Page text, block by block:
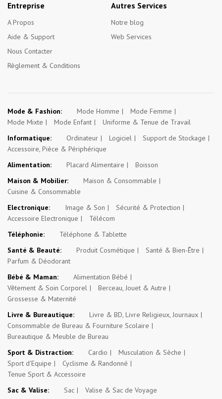
Entreprise
A Propos
Aide & Support
Nous Contacter
Règlement & Conditions
Autres Services
Notre blog
Web Services
Mode & Fashion: Mode Homme
Mode Femme
Mode Mixte
Mode Enfant
Uniforme & Tenue de Travail
Informatique:
Ordinateur Logiciel
Support de Stockage
Accessoire, Pièce & Périphérique
Alimentation:
Placard Alimentaire
Boisson
Maison & Mobilier:
Maison & Consommable
Cuisine & Consommable
Electronique:
Image & Son
Sécurité & Protection
Accessoire Electronique
Télécom
Téléphonie:
Téléphone & Tablette
Santé & Beauté:
Produit Cosmétique
Santé & Bien-Être
Parfum & Déodorant
Bébé & Maman:
Alimentation Bébé
Vêtement & Soin Corporel
Berceau, Jouet & Autre
Grossesse & Maternité
Livre & Bureautique:
Livre & BD, Livre Religieux, Journaux
Consommable de Bureau & Fourniture Scolaire
Bureautique & Meuble de Bureau
Sport & Distraction:
Cardio
Musculation & Sèche
Sport d'Equipe
Cyclisme & Randonné
Tenue Sport & Accessoire
Sac & Valise:
Sac Valise & Sac de Voyage